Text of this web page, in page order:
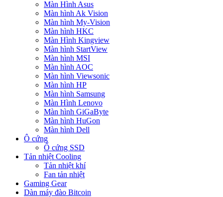
Màn Hình Asus
Màn hình Ak Vision
Màn hình My-Vision
Màn hình HKC
Màn Hình Kingview
Màn hình StartView
Màn hình MSI
Màn hình AOC
Màn hình Viewsonic
Màn hình HP
Màn hình Samsung
Màn Hình Lenovo
Màn hình GiGaByte
Màn hình HuGon
Màn hình Dell
Ô cứng
Ổ cứng SSD
Tản nhiệt Cooling
Tản nhiệt khí
Fan tản nhiệt
Gaming Gear
Dàn máy đào Bitcoin